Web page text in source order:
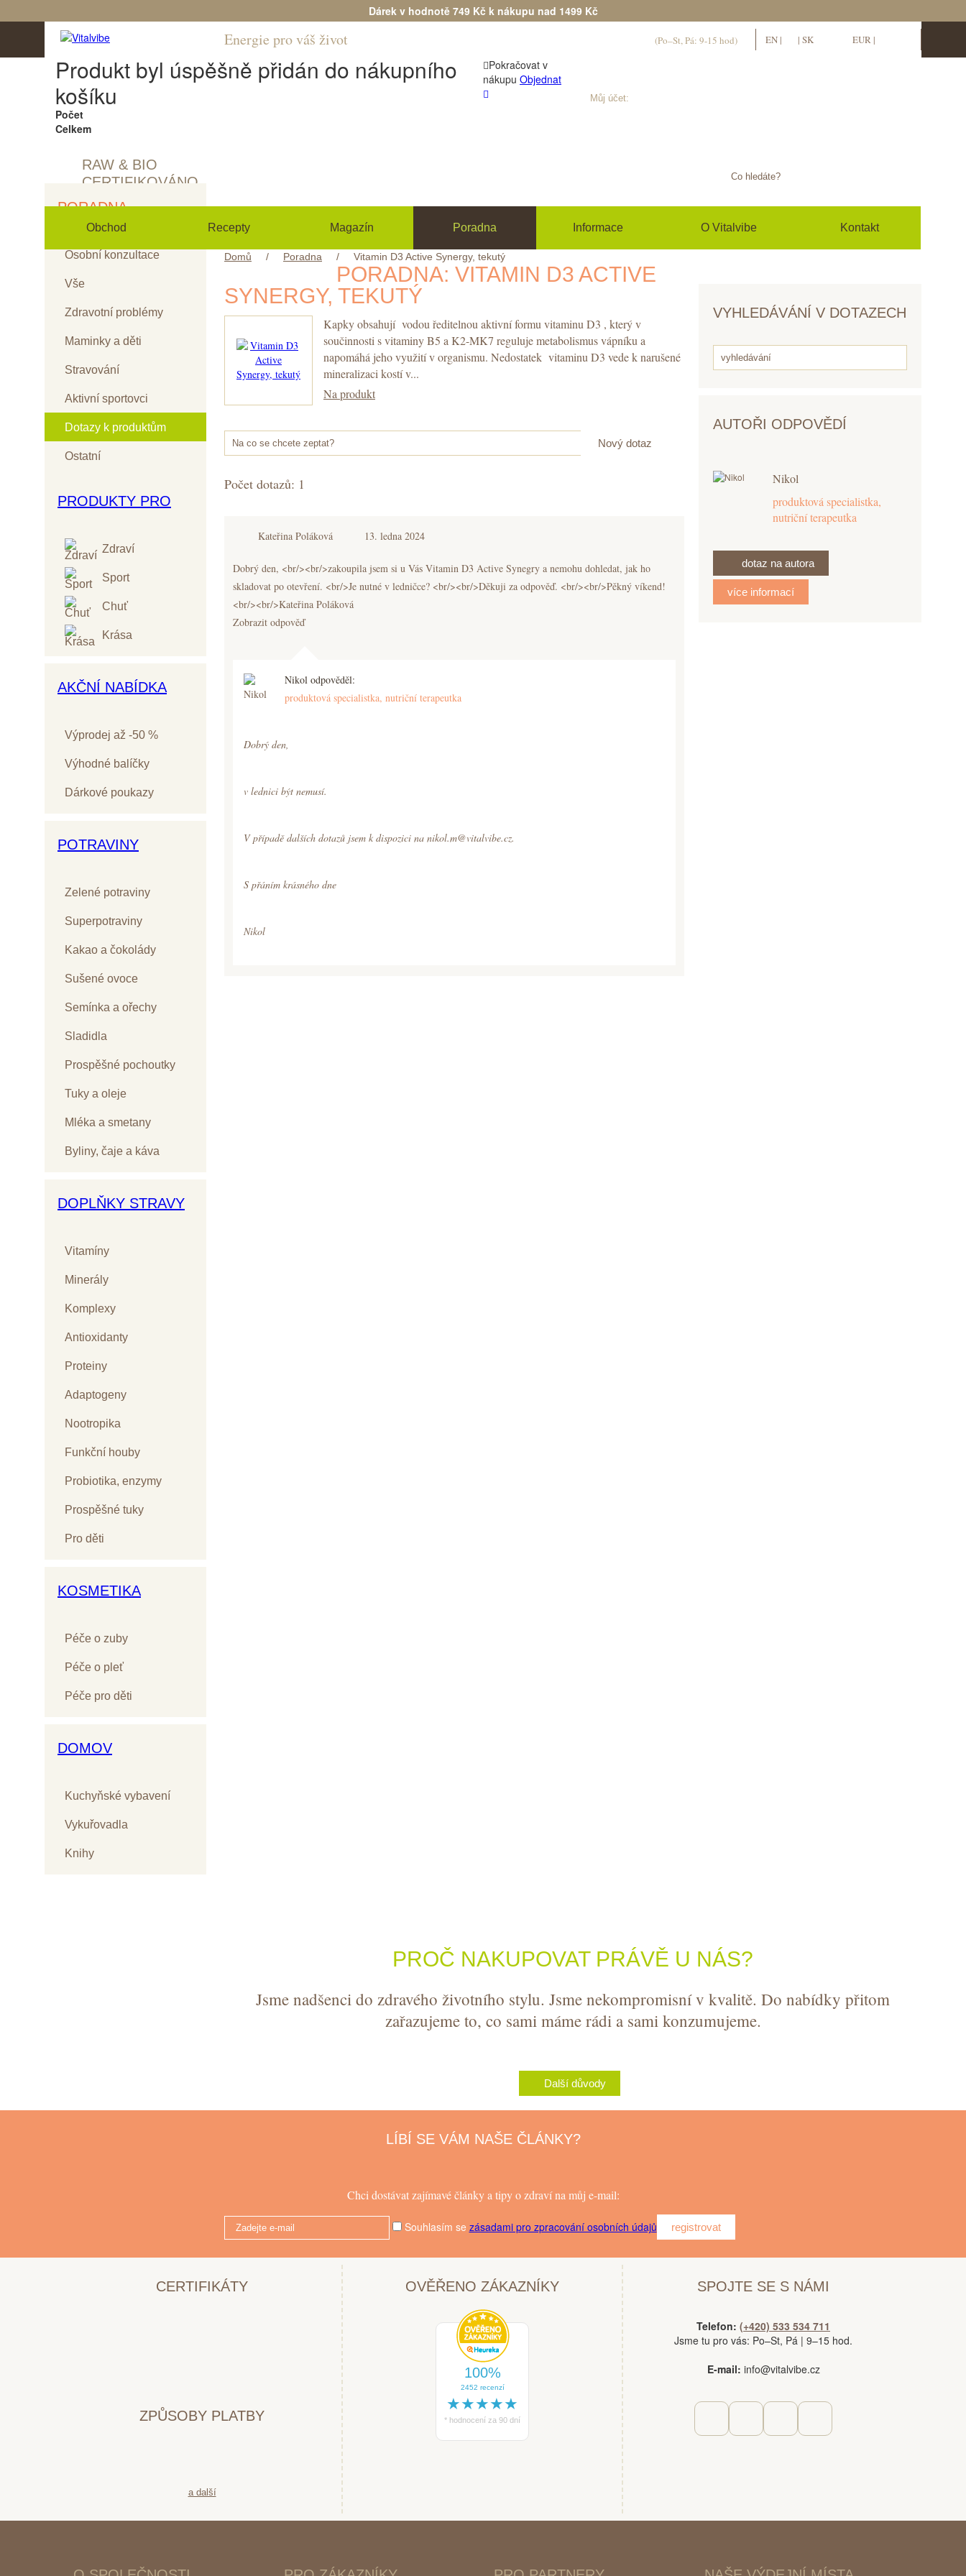
Dárek v hodnotě 749 Kč k nákupu nad 1499 Kč
EUR |
EN | | SK
(Po–St, Pá: 9-15 hod)
Energie pro váš život
Můj účet:
Produkt byl úspěšně přidán do nákupního
košíku
Počet
Celkem
Pokračovat v
nákupu Objednat
RAW & BIO
CERTIFIKOVÁNO
Obchod Recepty Magazín Poradna Informace O Vitalvibe Kontakt
PORADNA
Osobní konzultace
Vše
Zdravotní problémy
Maminky a děti
Stravování
Aktivní sportovci
Dotazy k produktům
Ostatní
PRODUKTY PRO
Zdraví
Sport
Chuť
Krása
AKČNÍ NABÍDKA
Výprodej až -50 %
Výhodné balíčky
Dárkové poukazy
POTRAVINY
Zelené potraviny
Superpotraviny
Kakao a čokolády
Sušené ovoce
Semínka a ořechy
Sladidla
Prospěšné pochoutky
Tuky a oleje
Mléka a smetany
Byliny, čaje a káva
DOPLŇKY STRAVY
Vitamíny
Minerály
Komplexy
Antioxidanty
Proteiny
Adaptogeny
Nootropika
Funkční houby
Probiotika, enzymy
Prospěšné tuky
Pro děti
KOSMETIKA
Péče o zuby
Péče o pleť
Péče pro děti
DOMOV
Kuchyňské vybavení
Vykuřovadla
Knihy
Domů / Poradna / Vitamin D3 Active Synergy, tekutý
PORADNA: VITAMIN D3 ACTIVE
SYNERGY, TEKUTÝ
Kapky obsahují vodou ředitelnou aktivní formu vitaminu D3 , který v
součinnosti s vitaminy B5 a K2-MK7 reguluje metabolismus vápníku a
napomáhá jeho využití v organismu. Nedostatek vitaminu D3 vede k narušené
mineralizaci kostí v...
Na produkt
Na co se chcete zeptat? Nový dotaz
Počet dotazů: 1
Kateřina Poláková 13. ledna 2024
Dobrý den, <br/><br/>zakoupila jsem si u Vás Vitamin D3 Active Synegry a nemohu dohledat, jak ho
skladovat po otevření. <br/>Je nutné v ledničce? <br/><br/>Děkuji za odpověď. <br/><br/>Pěkný víkend!
<br/><br/>Kateřina Poláková
Zobrazit odpověď
Nikol odpověděl:
produktová specialistka, nutriční terapeutka
Dobrý den,
v lednici být nemusí.
V případě dalších dotazů jsem k dispozici na nikol.m@vitalvibe.cz.
S přáním krásného dne
Nikol
VYHLEDÁVÁNÍ V DOTAZECH
AUTOŘI ODPOVĚDÍ
Nikol
produktová specialistka,
nutriční terapeutka
dotaz na autora
více informací
PROČ NAKUPOVAT PRÁVĚ U NÁS?
Jsme nadšenci do zdravého životního stylu. Jsme nekompromisní v kvalitě. Do nabídky přitom
zařazujeme to, co sami máme rádi a sami konzumujeme.
Další důvody
LÍBÍ SE VÁM NAŠE ČLÁNKY?
Chci dostávat zajímavé články a tipy o zdraví na můj e-mail:
Souhlasím se zásadami pro zpracování osobních údajů registrovat
CERTIFIKÁTY
ZPŮSOBY PLATBY
a další
OVĚŘENO ZÁKAZNÍKY
100%
2452 recenzí
★★★★★
* hodnocení za 90 dní
SPOJTE SE S NÁMI
Telefon: (+420) 533 534 711
Jsme tu pro vás: Po–St, Pá | 9–15 hod.
E-mail: info@vitalvibe.cz